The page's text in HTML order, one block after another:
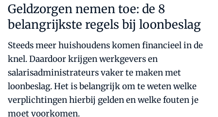
Geldzorgen nemen toe: de 8
belangrijkste regels bij loonbeslag
Steeds meer huishoudens komen financieel in de
knel. Daardoor krijgen werkgevers en
salarisadministrateurs vaker te maken met
loonbeslag. Het is belangrijk om te weten welke
verplichtingen hierbij gelden en welke fouten je
moet voorkomen.